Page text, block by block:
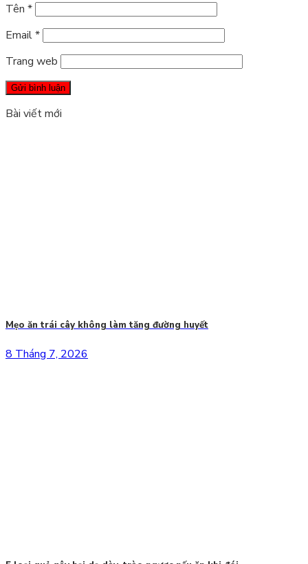
Tên *
Email*
Trang web
Bài viết mới
Mẹo ăn trái cây không làm tăng đường huyết
8 Tháng 7, 2026